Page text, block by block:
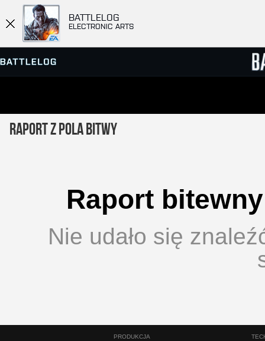
BATTLELOG
ELECTRONIC ARTS
PRZEGLĄDARKA SERWERÓW
Raport z pola bitwy
Raport
Nie udało się
PRODUKCJA